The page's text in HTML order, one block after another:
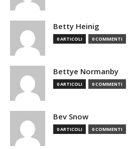
Betty Heinig
0 ARTICOLI 0 COMMENTI
Bettye Normanby
0 ARTICOLI 0 COMMENTI
Bev Snow
0 ARTICOLI 0 COMMENTI